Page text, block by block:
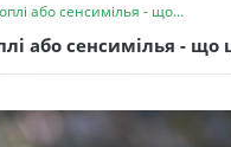
або сенсимілья - що це
або сенсимілья - що